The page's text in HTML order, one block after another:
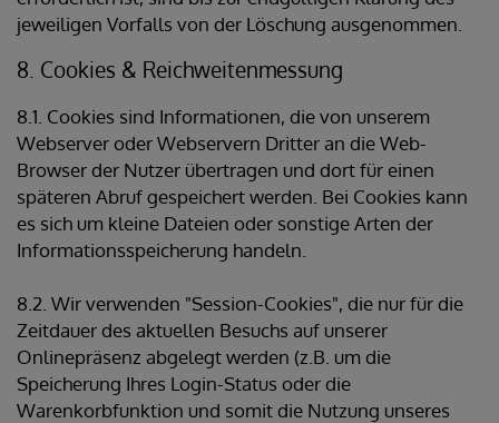
jeweiligen Vorfalls von der Löschung ausgenommen.
8. Cookies & Reichweitenmessung
8.1. Cookies sind Informationen, die von unserem
Webserver oder Webservern Dritter an die Web-
Browser der Nutzer übertragen und dort für einen
späteren Abruf gespeichert werden. Bei Cookies kann
es sich um kleine Dateien oder sonstige Arten der
Informationsspeicherung handeln.
8.2. Wir verwenden "Session-Cookies", die nur für die
Zeitdauer des aktuellen Besuchs auf unserer
Onlinepräsenz abgelegt werden (z.B. um die
Speicherung Ihres Login-Status oder die
Warenkorbfunktion und somit die Nutzung unseres